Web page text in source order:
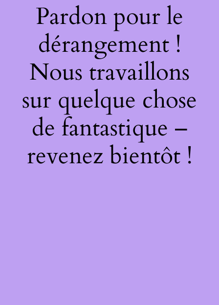
Pardon pour le
dérangement !
Nous travaillons
sur quelque chose
de fantastique –
revenez bientôt !